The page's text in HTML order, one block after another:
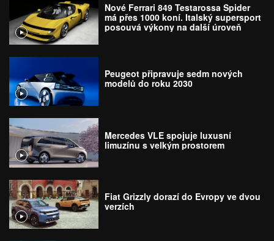
Nové Ferrari 849 Testarossa Spider
má přes 1000 koní. Italský supersport
posouvá výkony na další úroveň
Peugeot připravuje sedm nových
modelů do roku 2030
Mercedes VLE spojuje luxusní
limuzínu s velkým prostorem
Fiat Grizzly dorazí do Evropy ve dvou
verzích